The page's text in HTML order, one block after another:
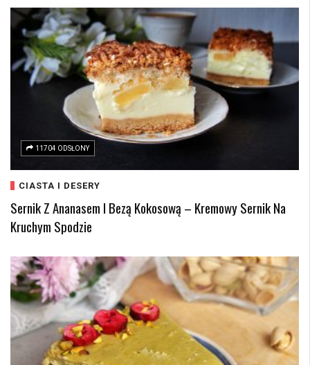
11704 ODSŁONY
CIASTA I DESERY
Sernik Z Ananasem I Bezą Kokosową – Kremowy Sernik Na
Kruchym Spodzie